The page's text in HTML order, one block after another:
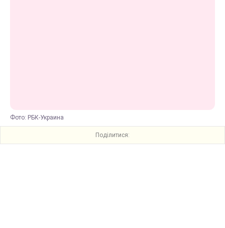
Фото: РБК-Украина
Поділитися: